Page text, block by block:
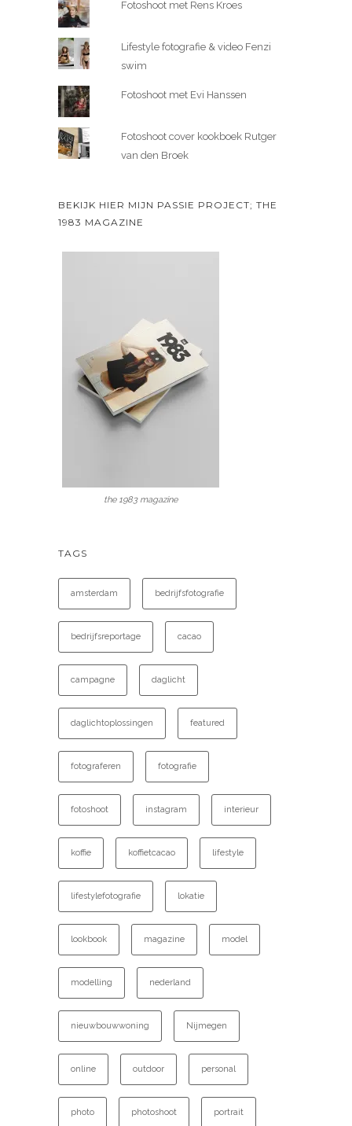
Fotoshoot met Rens Kroes
Lifestyle fotografie & video Fenzi
swim
Fotoshoot met Evi Hanssen
Fotoshoot cover kookboek Rutger
van den Broek
BEKIJK HIER MIJN PASSIE PROJECT; THE
1983 MAGAZINE
the 1983 magazine
TAGS
amsterdam bedrijfsfotografie
bedrijfsreportage cacao
campagne daglicht
daglichtoplossingen featured
fotograferen fotografie
fotoshoot instagram interieur
koffie koffietcacao lifestyle
lifestylefotografie lokatie
lookbook magazine model
modelling nederland
nieuwbouwwoning Nijmegen
online outdoor personal
photo photoshoot portrait